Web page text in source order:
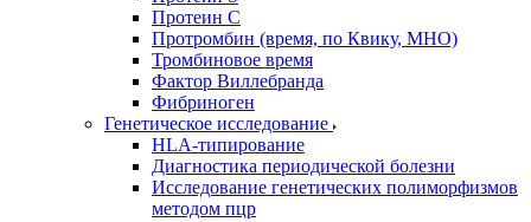
Протеин С
Протромбин (время, по Квику, МНО)
Тромбиновое время
Фактор Виллебранда
Фибриноген
Генетическое исследование
HLA-типирование
Диагностика периодической болезни
Исследование генетических полиморфизмов
методом пцр